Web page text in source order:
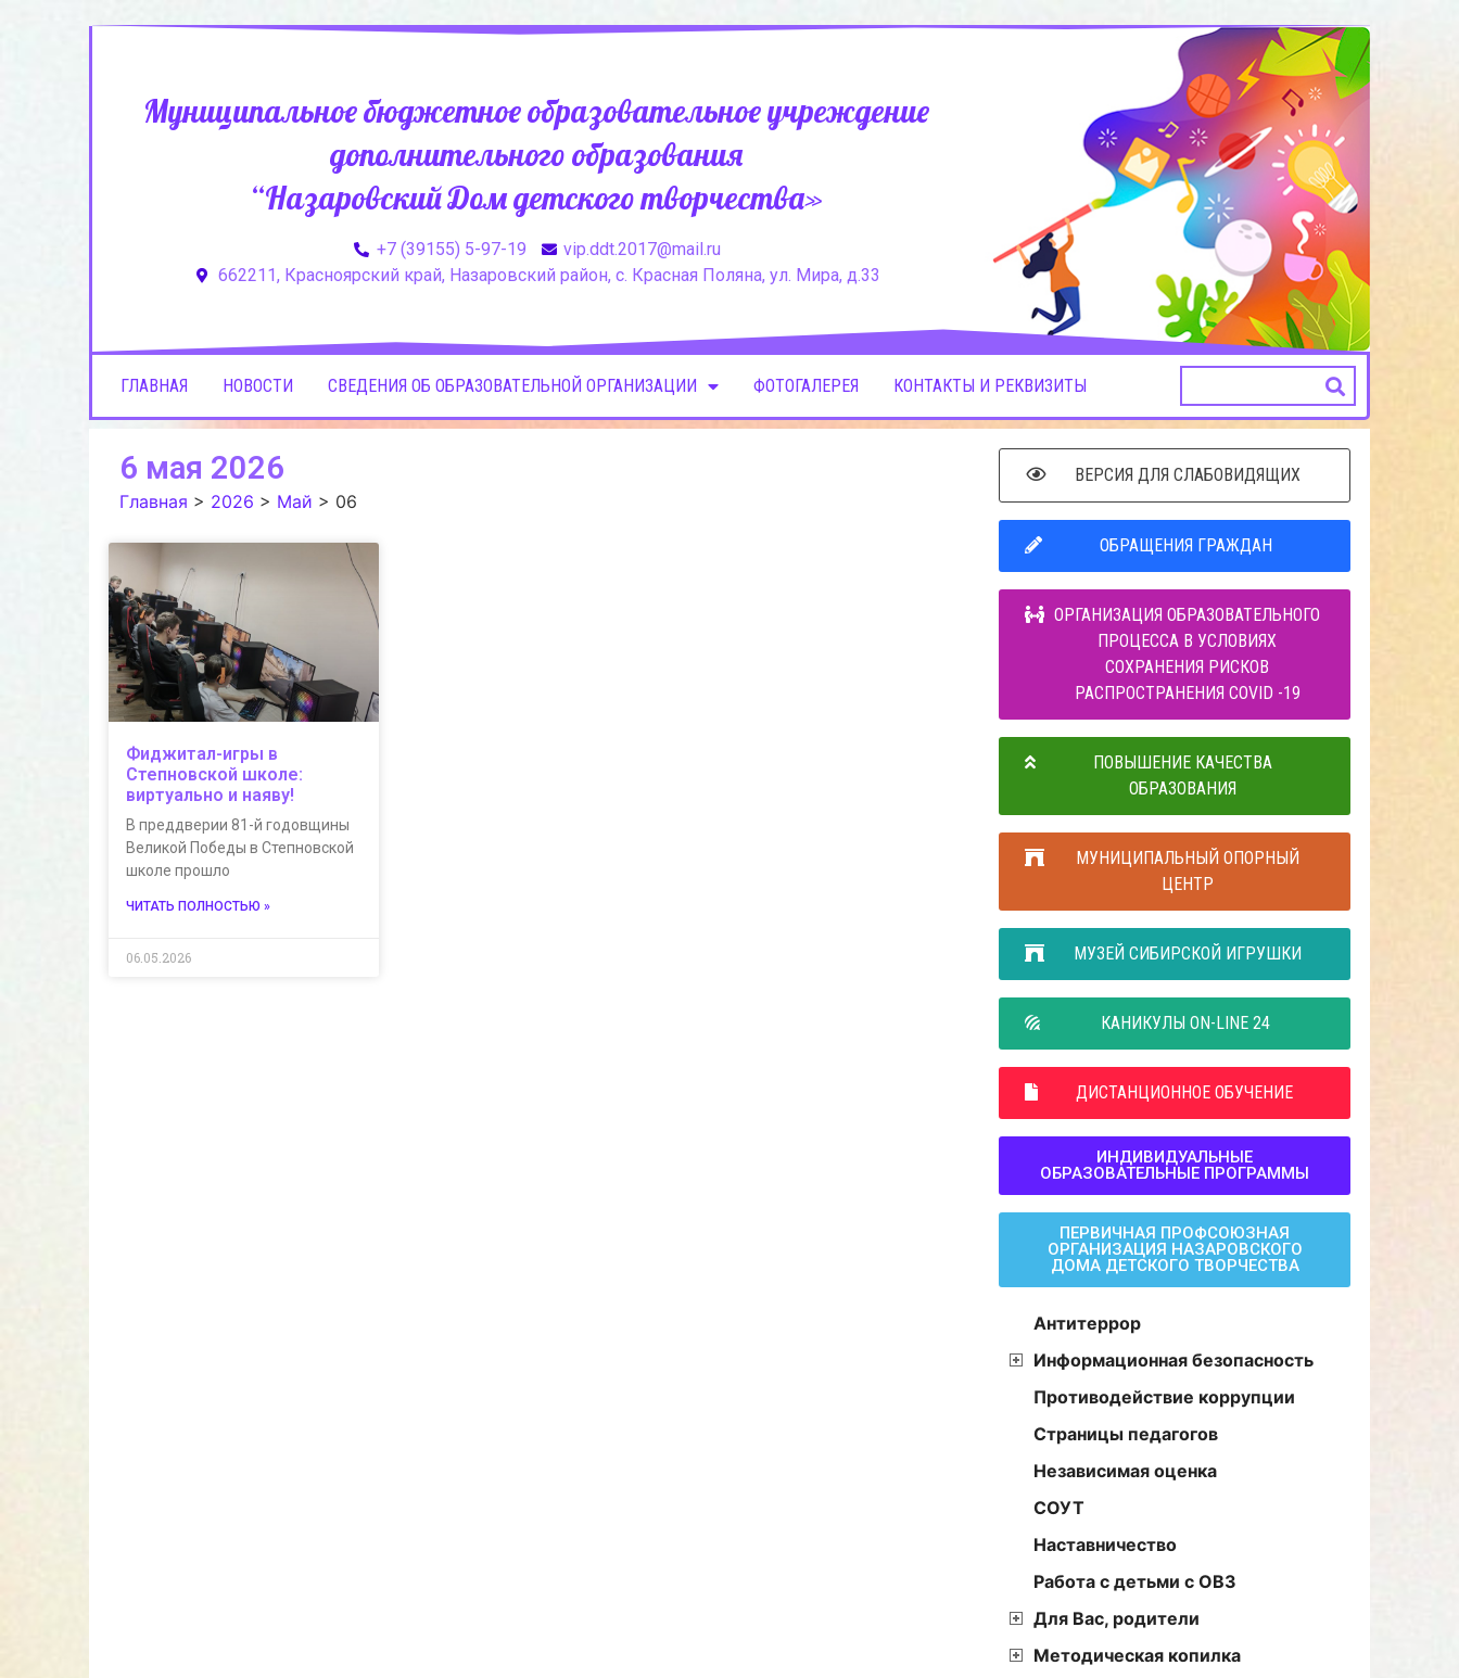
Муниципальное бюджетное образовательное учреждение
дополнительного образования
“Назаровский Дом детского творчества»
+7 (39155) 5-97-19
vip.ddt.2017@mail.ru
662211, Красноярский край, Назаровский район, с. Красная Поляна, ул. Мира, д.33
ГЛАВНАЯ НОВОСТИ СВЕДЕНИЯ ОБ ОБРАЗОВАТЕЛЬНОЙ ОРГАНИЗАЦИИ ФОТОГАЛЕРЕЯ КОНТАКТЫ И РЕКВИЗИТЫ
6 мая 2026
Главная > 2026 > Май > 06
Фиджитал-игры в
Степновской школе:
виртуально и наяву!
В преддверии 81-й годовщины
Великой Победы в Степновской
школе прошло
ЧИТАТЬ ПОЛНОСТЬЮ »
06.05.2026
ВЕРСИЯ ДЛЯ СЛАБОВИДЯЩИХ
ОБРАЩЕНИЯ ГРАЖДАН
ОРГАНИЗАЦИЯ ОБРАЗОВАТЕЛЬНОГО
ПРОЦЕССА В УСЛОВИЯХ
СОХРАНЕНИЯ РИСКОВ
РАСПРОСТРАНЕНИЯ COVID -19
ПОВЫШЕНИЕ КАЧЕСТВА
ОБРАЗОВАНИЯ
МУНИЦИПАЛЬНЫЙ ОПОРНЫЙ
ЦЕНТР
МУЗЕЙ СИБИРСКОЙ ИГРУШКИ
КАНИКУЛЫ ON-LINE 24
ДИСТАНЦИОННОЕ ОБУЧЕНИЕ
ИНДИВИДУАЛЬНЫЕ
ОБРАЗОВАТЕЛЬНЫЕ ПРОГРАММЫ
ПЕРВИЧНАЯ ПРОФСОЮЗНАЯ
ОРГАНИЗАЦИЯ НАЗАРОВСКОГО
ДОМА ДЕТСКОГО ТВОРЧЕСТВА
Антитеррор
Информационная безопасность
Противодействие коррупции
Страницы педагогов
Независимая оценка
СОУТ
Наставничество
Работа с детьми с ОВЗ
Для Вас, родители
Методическая копилка